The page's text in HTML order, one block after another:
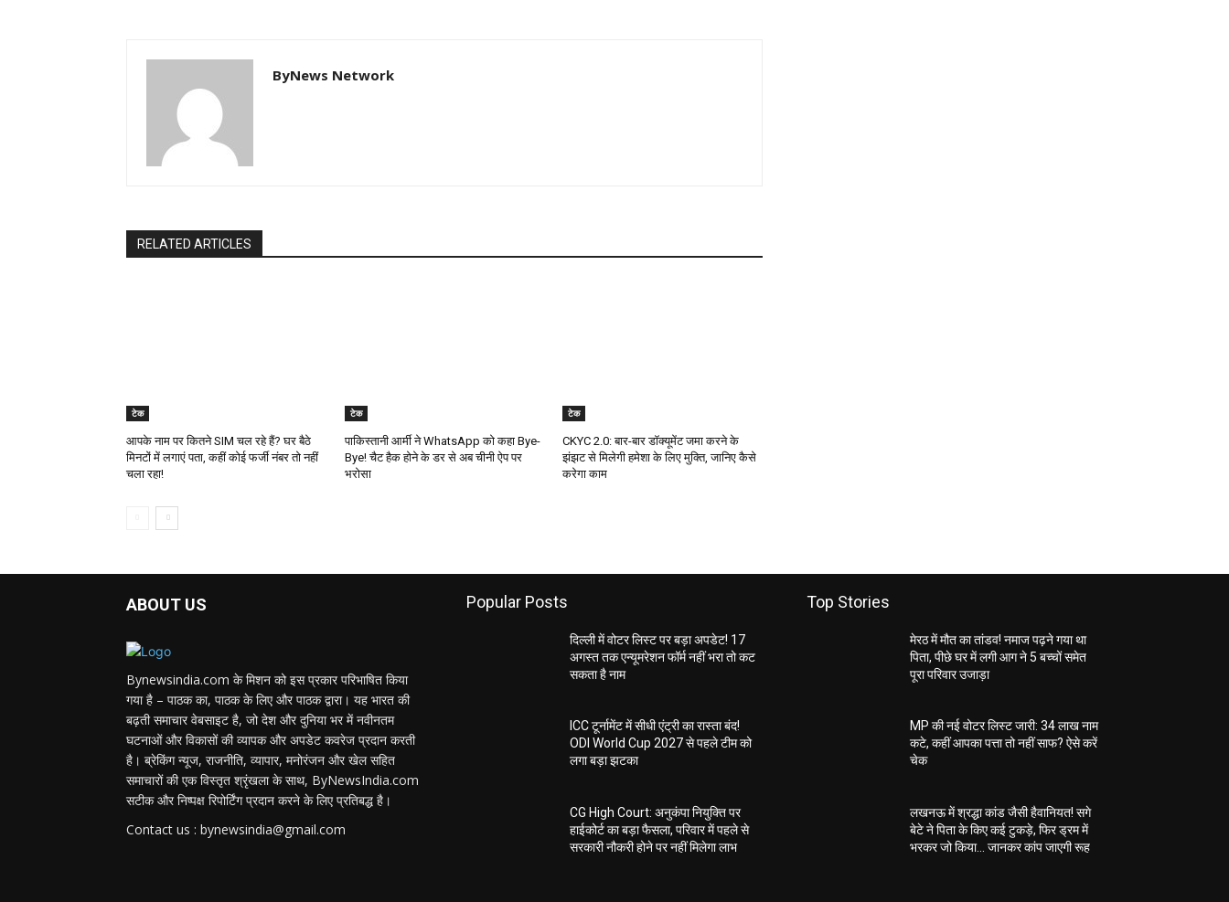
ByNews Network
RELATED ARTICLES
टेक
आपके नाम पर कितने SIM चल रहे हैं? घर बैठे
मिनटों में लगाएं पता, कहीं कोई फर्जी नंबर तो नहीं
चला रहा!
टेक
पाकिस्तानी आर्मी ने WhatsApp को कहा Bye-
Bye! चैट हैक होने के डर से अब चीनी ऐप पर
भरोसा
टेक
CKYC 2.0: बार-बार डॉक्यूमेंट जमा करने के
झंझट से मिलेगी हमेशा के लिए मुक्ति, जानिए कैसे
करेगा काम
ABOUT US
Bynewsindia.com के मिशन को इस प्रकार परिभाषित किया
गया है – पाठक का, पाठक के लिए और पाठक द्वारा। यह भारत की
बढ़ती समाचार वेबसाइट है, जो देश और दुनिया भर में नवीनतम
घटनाओं और विकासों की व्यापक और अपडेट कवरेज प्रदान करती
है। ब्रेकिंग न्यूज, राजनीति, व्यापार, मनोरंजन और खेल सहित
समाचारों की एक विस्तृत श्रृंखला के साथ, ByNewsIndia.com
सटीक और निष्पक्ष रिपोर्टिंग प्रदान करने के लिए प्रतिबद्ध है।
Contact us : bynewsindia@gmail.com
Popular Posts
दिल्ली में वोटर लिस्ट पर बड़ा अपडेट! 17
अगस्त तक एन्यूमरेशन फॉर्म नहीं भरा तो कट
सकता है नाम
ICC टूर्नामेंट में सीधी एंट्री का रास्ता बंद!
ODI World Cup 2027 से पहले टीम को
लगा बड़ा झटका
CG High Court: अनुकंपा नियुक्ति पर
हाईकोर्ट का बड़ा फैसला, परिवार में पहले से
सरकारी नौकरी होने पर नहीं मिलेगा लाभ
Top Stories
मेरठ में मौत का तांडव! नमाज पढ़ने गया था
पिता, पीछे घर में लगी आग ने 5 बच्चों समेत
पूरा परिवार उजाड़ा
MP की नई वोटर लिस्ट जारी: 34 लाख नाम
कटे, कहीं आपका पत्ता तो नहीं साफ? ऐसे करें
चेक
लखनऊ में श्रद्धा कांड जैसी हैवानियत! सगे
बेटे ने पिता के किए कई टुकड़े, फिर ड्रम में
भरकर जो किया… जानकर कांप जाएगी रूह